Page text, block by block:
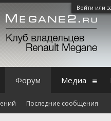
Войти или
Форум
Последние сообщения
Медиа